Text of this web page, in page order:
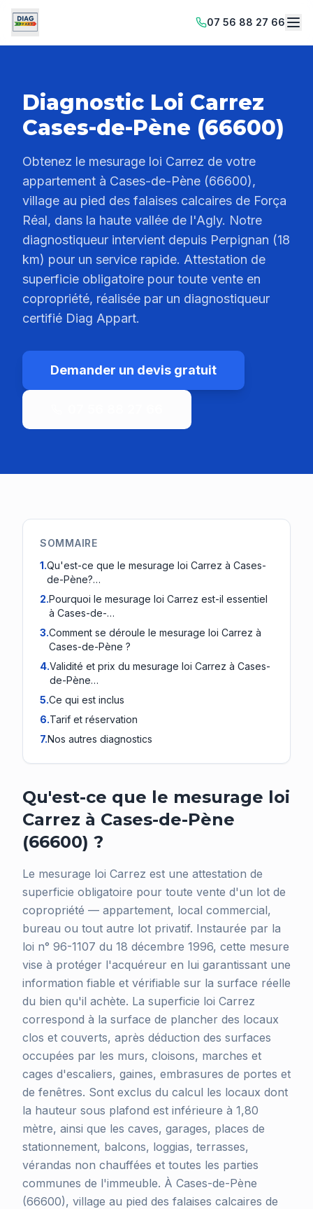
07 56 88 27 66
Diagnostic Loi Carrez
Cases-de-Pène (66600)
Obtenez le mesurage loi Carrez de votre
appartement à Cases-de-Pène (66600),
village au pied des falaises calcaires de Força
Réal, dans la haute vallée de l'Agly. Notre
diagnostiqueur intervient depuis Perpignan (18
km) pour un service rapide. Attestation de
superficie obligatoire pour toute vente en
copropriété, réalisée par un diagnostiqueur
certifié Diag Appart.
Demander un devis gratuit
SOMMAIRE
1.Qu'est-ce que le mesurage loi Carrez à Cases-
de-Pène?…
2.Pourquoi le mesurage loi Carrez est-il essentiel
à Cases-de-…
3.Comment se déroule le mesurage loi Carrez à
Cases-de-Pène ?
4.Validité et prix du mesurage loi Carrez à Cases-
de-Pène…
5.Ce qui est inclus
6.Tarif et réservation
7.Nos autres diagnostics
Qu'est-ce que le mesurage loi
Carrez à Cases-de-Pène
(66600) ?
Le mesurage loi Carrez est une attestation de
superficie obligatoire pour toute vente d'un lot de
copropriété — appartement, local commercial,
bureau ou tout autre lot privatif. Instaurée par la
loi n° 96-1107 du 18 décembre 1996, cette mesure
vise à protéger l'acquéreur en lui garantissant une
information fiable et vérifiable sur la surface réelle
du bien qu'il achète. La superficie loi Carrez
correspond à la surface de plancher des locaux
clos et couverts, après déduction des surfaces
occupées par les murs, cloisons, marches et
cages d'escaliers, gaines, embrasures de portes et
de fenêtres. Sont exclus du calcul les locaux dont
la hauteur sous plafond est inférieure à 1,80
mètre, ainsi que les caves, garages, places de
stationnement, balcons, loggias, terrasses,
vérandas non chauffées et toutes les parties
communes de l'immeuble. À Cases-de-Pène
(66600), village au pied des falaises calcaires de